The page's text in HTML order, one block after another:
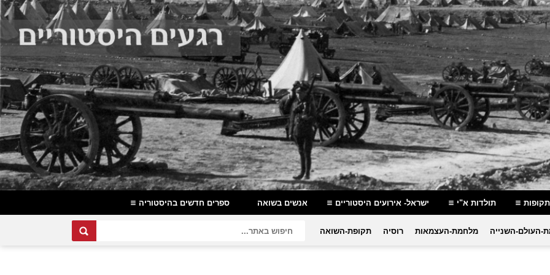
תקופות תולדות א"י ישראל- אירועים היסטוריים אנשים בשואה ספרים חדשים בהיסטוריה
העולם-השנייה מלחמת-העצמאות רוסיה תקופת-השואה